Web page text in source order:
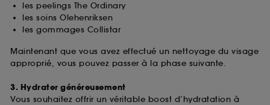
les peelings The Ordinary
les soins Olehenriksen
les gommages Collistar
Maintenant que vous avez effectué un nettoyage du visage
approprié, vous pouvez passer à la phase suivante.
3. Hydrater généreusement
Vous souhaitez offrir un véritable boost d’hydratation à